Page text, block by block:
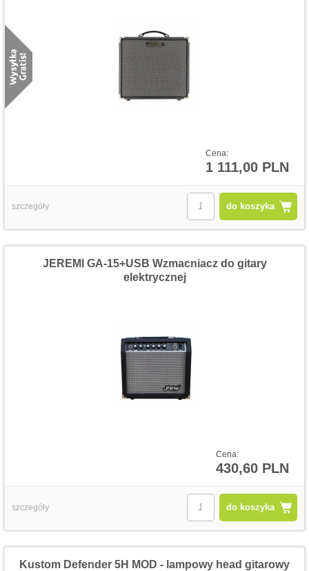
Cena:
1 111,00 PLN
do koszyka
szczegóły
Cena:
430,60 PLN
JEREMI GA-15+USB Wzmacniacz do gitary
elektrycznej
do koszyka
szczegóły
Kustom Defender 5H MOD - lampowy head gitarowy